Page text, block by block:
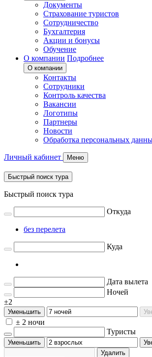
Документы
Страхование туристов
Сотрудничество
Бухгалтерия
Акции и бонусы
Обучение
О компании Подробнее
О компании
Контакты
Сотрудники
Контроль качества
Вакансии
Логотипы
Партнеры
Новости
Обработка персональных
Личный кабинет Меню
Быстрый поиск тура
Быстрый поиск тура
Откуда
без перелета
Куда
Дата вылета
Ночей
±2
Уменьшить
± 2 ночи
Туристы
Уменьшить
Удалить